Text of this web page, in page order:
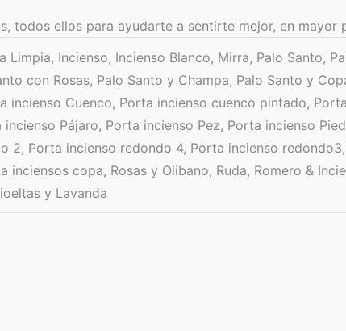
todos ellos para ayudarte a sentirte mejor, en mayor
Incienso, Incienso Blanco, Mirra, Palo Santo,
con Rosas, Palo Santo y Champa, Palo Santo y
incienso Cuenco, Porta incienso cuenco pintado,
Pájaro, Porta incienso Pez, Porta incienso
2, Porta incienso redondo 4, Porta incienso
copa, Rosas y Olibano, Ruda, Romero &
y Lavanda